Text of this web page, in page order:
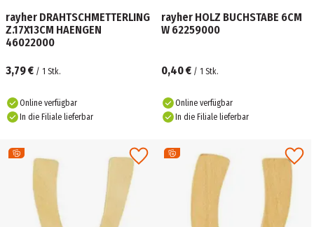
rayher DRAHTSCHMETTERLING
Z.17X13CM HAENGEN
46022000
3,79 € / 1 Stk.
Online verfügbar
In die Filiale lieferbar
rayher HOLZ BUCHSTABE 6CM
W 62259000
0,40 € / 1 Stk.
Online verfügbar
In die Filiale lieferbar